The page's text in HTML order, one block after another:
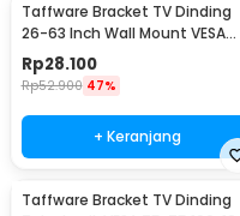
Taffware Bracket TV Dinding
26-63 Inch Wall Mount VESA
400x400 - B41
Rp28.100
Rp52.900 47%
+ Keranjang
Taffware Bracket TV Dinding